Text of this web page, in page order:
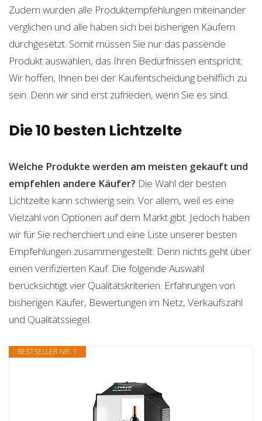
Zudem wurden alle Produktempfehlungen miteinander
verglichen und alle haben sich bei bisherigen Käufern
durchgesetzt. Somit müssen Sie nur das passende
Produkt auswählen, das Ihren Bedürfnissen entspricht.
Wir hoffen, Ihnen bei der Kaufentscheidung behilflich zu
sein. Denn wir sind erst zufrieden, wenn Sie es sind.
Die 10 besten Lichtzelte
Welche Produkte werden am meisten gekauft und
empfehlen andere Käufer? Die Wahl der besten
Lichtzelte kann schwierig sein. Vor allem, weil es eine
Vielzahl von Optionen auf dem Markt gibt. Jedoch haben
wir für Sie recherchiert und eine Liste unserer besten
Empfehlungen zusammengestellt. Denn nichts geht über
einen verifizierten Kauf. Die folgende Auswahl
berücksichtigt vier Qualitätskriterien. Erfahrungen von
bisherigen Käufer, Bewertungen im Netz, Verkaufszahl
und Qualitätssiegel.
BESTSELLER NR. 1